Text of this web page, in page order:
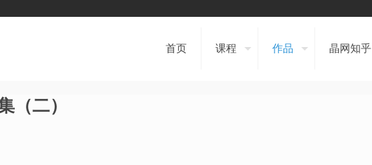
首页 课程 作品 晶网知乎
（二）